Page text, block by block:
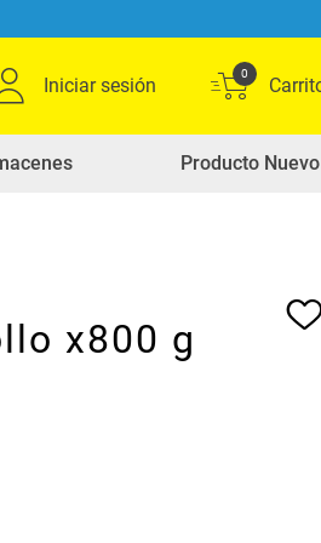
Iniciar sesión
0
Producto Nuevo
x800 g